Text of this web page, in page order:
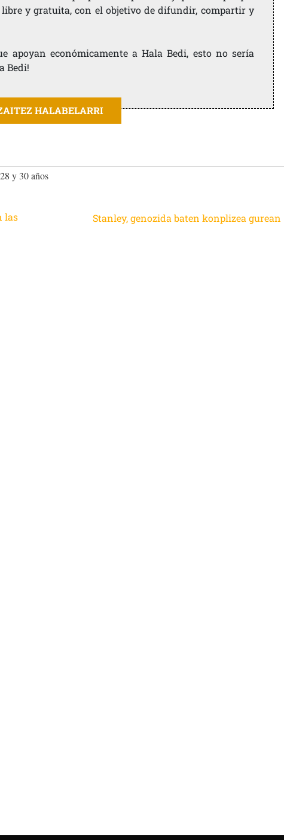
y gratuita, con el objetivo de difundir, compartir y
apoyan económicamente a Hala Bedi, esto no sería
Bedi!
HALABELARRI
y 30 años
las
Stanley, genozida baten konplizea gurean